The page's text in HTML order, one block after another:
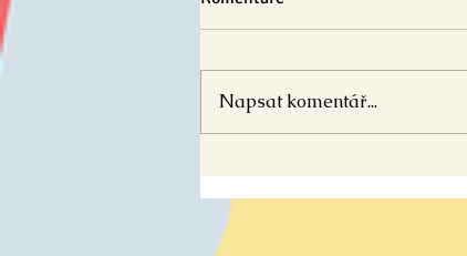
🗓️🌤️ VÝPRODEJ! Tištěný
KALENDÁŘ do třídy
Napsat komentář...